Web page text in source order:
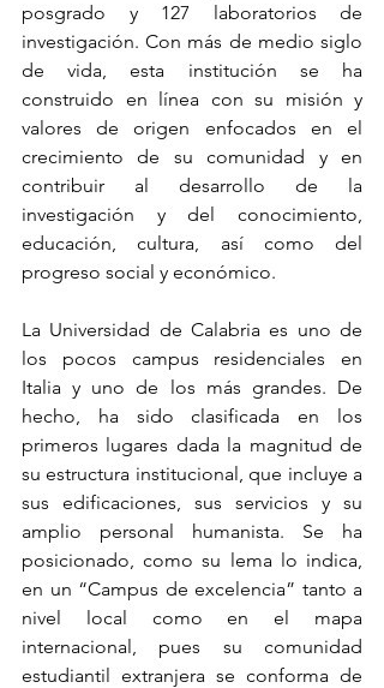
posgrado y 127 laboratorios de
investigación. Con más de medio siglo
de vida, esta institución se ha
construido en línea con su misión y
valores de origen enfocados en el
crecimiento de su comunidad y en
contribuir al desarrollo de la
investigación y del conocimiento,
educación, cultura, así como del
progreso social y económico.
La Universidad de Calabria es uno de
los pocos campus residenciales en
Italia y uno de los más grandes. De
hecho, ha sido clasificada en los
primeros lugares dada la magnitud de
su estructura institucional, que incluye a
sus edificaciones, sus servicios y su
amplio personal humanista. Se ha
posicionado, como su lema lo indica,
en un “Campus de excelencia” tanto a
nivel local como en el mapa
internacional, pues su comunidad
estudiantil extranjera se conforma de